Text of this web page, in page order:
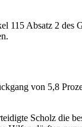
115 Absatz 2 des
von 5,8
Scholz die